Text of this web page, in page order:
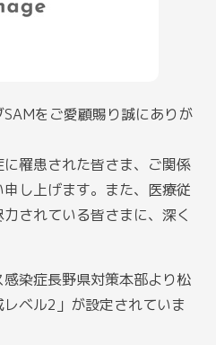
をご愛顧賜り誠にありが
罹患された皆さま、ご関係
し上げます。また、医療従
されている皆さまに、深く
染症長野県対策本部より松
ベル2」が設定されていま